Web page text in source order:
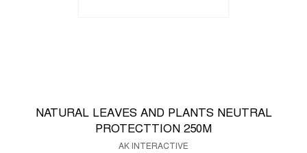
NATURAL LEAVES AND PLANTS NEUTRAL
PROTECTTION 250M
AK INTERACTIVE